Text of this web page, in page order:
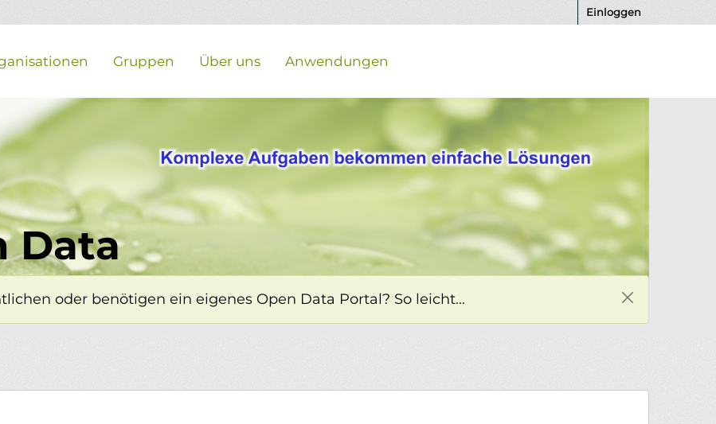
Einloggen
Gruppen Über uns Anwendungen
Data
oder benötigen ein eigenes Open Data Portal? So leicht...